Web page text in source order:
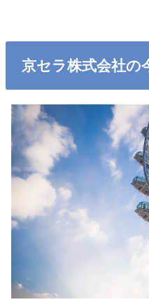
京セラ株式会社の